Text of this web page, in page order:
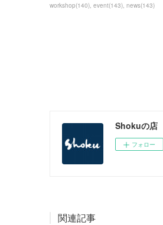
workshop(140) event(143) news(143)
Shokuの店
フォロー
関連記事